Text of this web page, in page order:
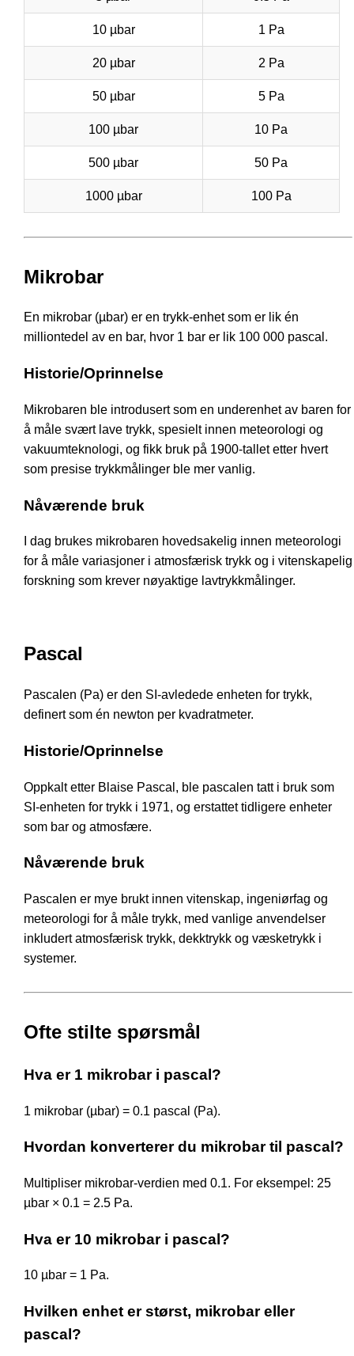
10 µbar 1 Pa
20 µbar 2 Pa
50 µbar 5 Pa
100 µbar 10 Pa
500 µbar 50 Pa
1000 µbar 100 Pa
Mikrobar
En mikrobar (µbar) er en trykk-enhet som er lik én
milliontedel av en bar, hvor 1 bar er lik 100 000 pascal.
Historie/Oprinnelse
Mikrobaren ble introdusert som en underenhet av baren for
å måle svært lave trykk, spesielt innen meteorologi og
vakuumteknologi, og fikk bruk på 1900-tallet etter hvert
som presise trykkmålinger ble mer vanlig.
Nåværende bruk
I dag brukes mikrobaren hovedsakelig innen meteorologi
for å måle variasjoner i atmosfærisk trykk og i vitenskapelig
forskning som krever nøyaktige lavtrykkmålinger.
Pascal
Pascalen (Pa) er den SI-avledede enheten for trykk,
definert som én newton per kvadratmeter.
Historie/Oprinnelse
Oppkalt etter Blaise Pascal, ble pascalen tatt i bruk som
SI-enheten for trykk i 1971, og erstattet tidligere enheter
som bar og atmosfære.
Nåværende bruk
Pascalen er mye brukt innen vitenskap, ingeniørfag og
meteorologi for å måle trykk, med vanlige anvendelser
inkludert atmosfærisk trykk, dekktrykk og væsketrykk i
systemer.
Ofte stilte spørsmål
Hva er 1 mikrobar i pascal?
1 mikrobar (µbar) = 0.1 pascal (Pa).
Hvordan konverterer du mikrobar til pascal?
Multipliser mikrobar-verdien med 0.1. For eksempel: 25
µbar × 0.1 = 2.5 Pa.
Hva er 10 mikrobar i pascal?
10 µbar = 1 Pa.
Hvilken enhet er størst, mikrobar eller
pascal?